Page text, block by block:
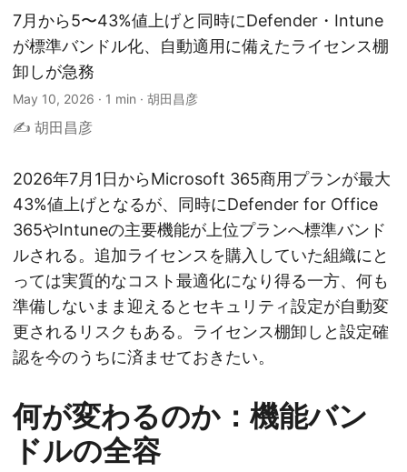
7月から5〜43%値上げと同時にDefender・Intune
が標準バンドル化、自動適用に備えたライセンス棚
卸しが急務
May 10, 2026 · 1 min · 胡田昌彦
✍️ 胡田昌彦
2026年7月1日からMicrosoft 365商用プランが最大
43%値上げとなるが、同時にDefender for Office
365やIntuneの主要機能が上位プランへ標準バンド
ルされる。追加ライセンスを購入していた組織にと
っては実質的なコスト最適化になり得る一方、何も
準備しないまま迎えるとセキュリティ設定が自動変
更されるリスクもある。ライセンス棚卸しと設定確
認を今のうちに済ませておきたい。
何が変わるのか：機能バン
ドルの全容